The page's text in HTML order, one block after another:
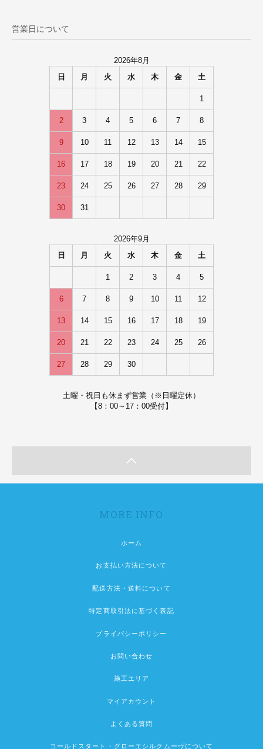
営業日について
2026年8月
日
月 火 水 木 金 土
1
2 3 4 5 6 7 8
9 10 11 12 13 14 15
16 17 18 19 20 21 22
23 24 25 26 27 28 29
30 31
2026年9月
日
月 火 水 木 金 土
1 2 3 4 5
6 7 8 9 10 11 12
13 14 15 16 17 18 19
20 21 22 23 24 25 26
27 28 29 30
土曜・祝日も休まず営業（※日曜定休）
【8：00～17：00受付】
MORE INFO
ホーム
お支払い方法について
配送方法・送料について
特定商取引法に基づく表記
プライバシーポリシー
お問い合わせ
施工エリア
マイアカウント
よくある質問
コールドスタート・グローエシルクムーヴについて